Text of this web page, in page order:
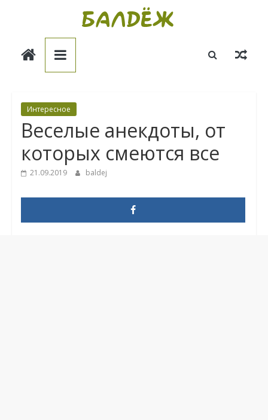
Балдёж
Интересное
Веселые анекдоты, от
которых смеются все
21.09.2019 baldej